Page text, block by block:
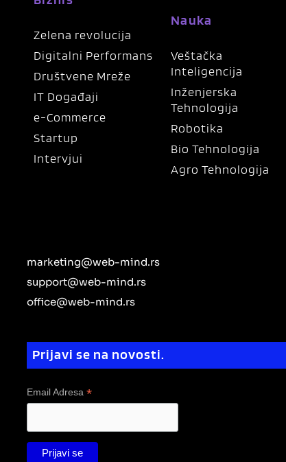
Zelena revolucija
Digitalni Performans
Društvene Mreže
IT Događaji
e-Commerce
Startup
Intervjui
Nauka
Veštačka
Inteligencija
Inženjerska
Tehnologija
Robotika
Bio Tehnologija
Agro Tehnologija
marketing@web-mind.rs
support@web-mind.rs
office@web-mind.rs
Prijavi se na novosti.
Email Adresa *